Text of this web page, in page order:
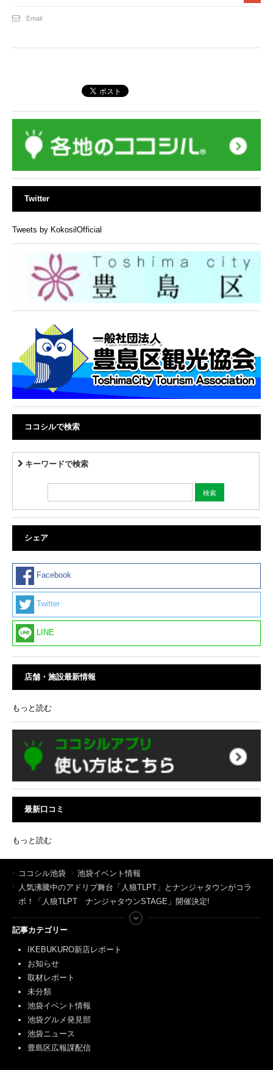
Email
Twitter
Tweets by KokosilOfficial
ココシルで検索
キーワードで検索
シェア
Facebook
Twitter
LINE
店舗・施設最新情報
もっと読む
最新口コミ
もっと読む
ココシル池袋
池袋イベント情報
人気沸騰中のアドリブ舞台「人狼TLPT」とナンジャタウンがコラ
ボ！「人狼TLPT ナンジャタウンSTAGE」開催決定!
記事カテゴリー
IKEBUKURO新店レポート
お知らせ
取材レポート
未分類
池袋イベント情報
池袋グルメ発見部
池袋ニュース
豊島区広報課配信